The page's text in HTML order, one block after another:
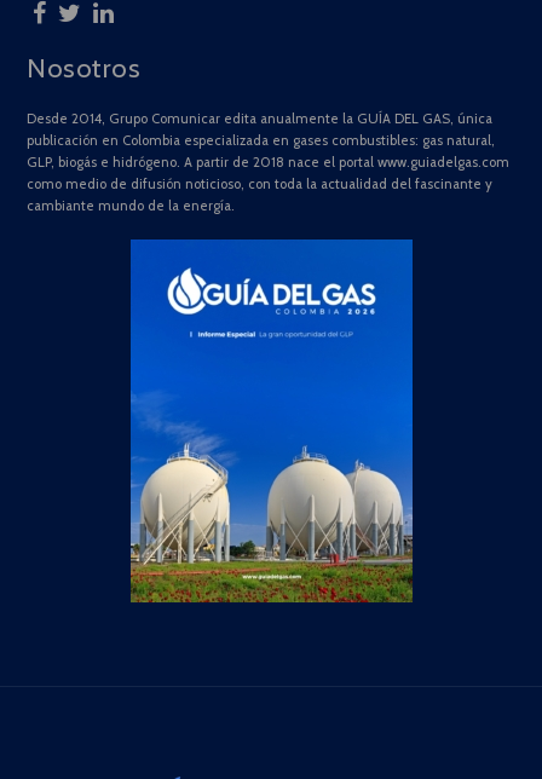
Nosotros
Desde 2014, Grupo Comunicar edita anualmente la GUÍA DEL GAS, única
publicación en Colombia especializada en gases combustibles: gas natural,
GLP, biogás e hidrógeno. A partir de 2018 nace el portal www.guiadelgas.com
como medio de difusión noticioso, con toda la actualidad del fascinante y
cambiante mundo de la energía.